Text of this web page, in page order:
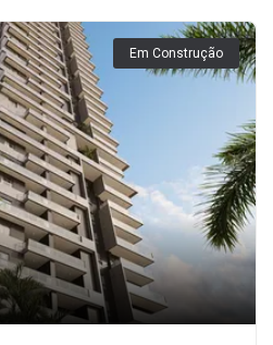
Em Construção